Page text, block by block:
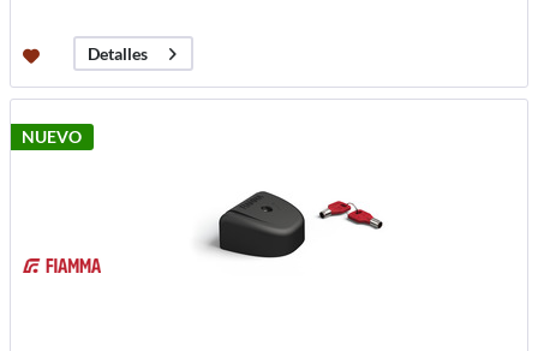
Detalles
NUEVO